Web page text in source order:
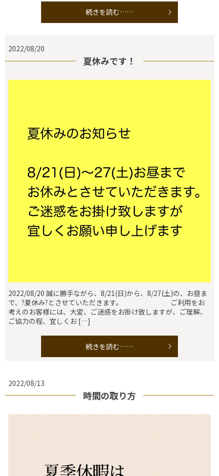
続きを読む……
2022/08/20
夏休みです！
2022/08/20 誠に勝手ながら、8/21(日)から、8/27(土)の、お昼ま
で、?夏休み?とさせていただきます。 ご利用をお
考えのお客様には、大変、ご迷惑をお掛け致しますが、ご理解、
ご協力の程、宜しくお […]
続きを読む……
2022/08/13
時間の取り方